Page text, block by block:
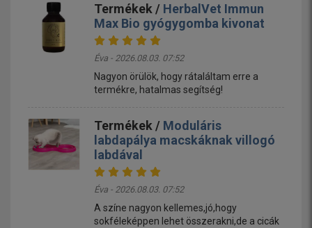
Termékek / HerbalVet Immun
Max Bio gyógygomba kivonat
Éva - 2026.08.03. 07:52
Nagyon örülök, hogy rátaláltam erre a
termékre, hatalmas segítség!
Termékek / Moduláris
labdapálya macskáknak villogó
labdával
Éva - 2026.08.03. 07:52
A színe nagyon kellemes,jó,hogy
sokféleképpen lehet összerakni,de a cicák